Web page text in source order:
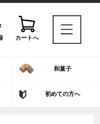
カートへ
和菓子
初めての方へ